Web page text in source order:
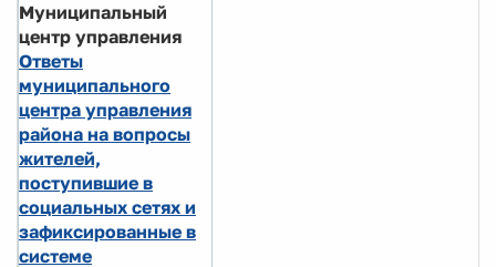
Муниципальный
центр управления
Ответы
муниципального
центра управления
района на вопросы
жителей,
поступившие в
социальных сетях и
зафиксированные в
системе